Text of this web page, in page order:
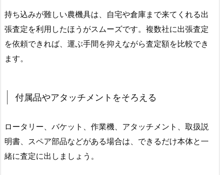
持ち込みが難しい農機具は、自宅や倉庫まで来てくれる出
張査定を利用したほうがスムーズです。複数社に出張査定
を依頼できれば、運ぶ手間を抑えながら査定額を比較でき
ます。
付属品やアタッチメントをそろえる
ロータリー、バケット、作業機、アタッチメント、取扱説
明書、スペア部品などがある場合は、できるだけ本体と一
緒に査定に出しましょう。